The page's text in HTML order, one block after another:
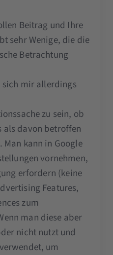
Beitrag und Ihre
sehr Wenige, die die
Betrachtung
sich mir allerdings
zu sein, ob
als davon betroffen
kann in Google
vornehmen,
erfordern (keine
Features,
zum
man diese aber
nicht nutzt und
um